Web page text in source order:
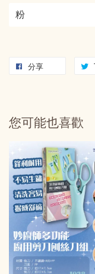
分享
您可能也喜歡